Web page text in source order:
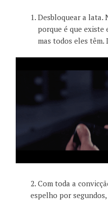
Desbloquear a lata.
porque é que existe
mas todos eles têm.
2. Com toda a
espelho por